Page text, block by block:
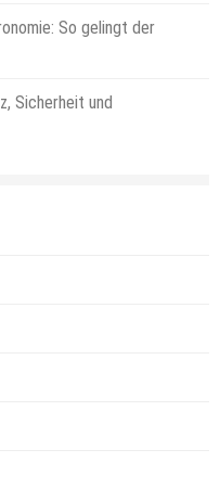
So gelingt der
Sicherheit und